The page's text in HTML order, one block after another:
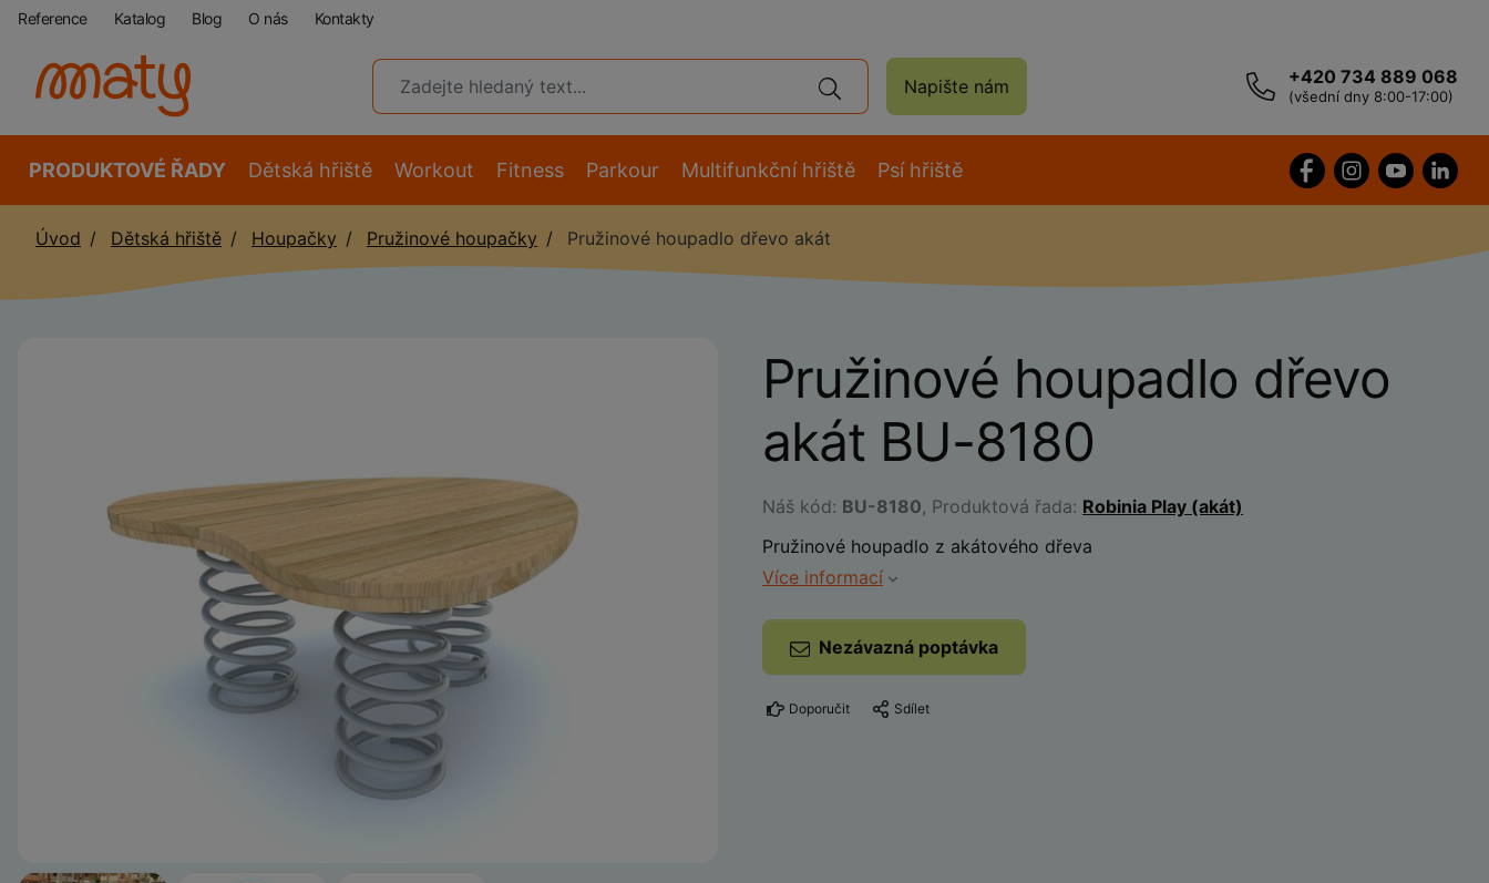
Reference Katalog Blog O nás Kontakty
Napište nám +420 734 889 068
(všední dny 8:00-17:00)
PRODUKTOVÉ ŘADY Dětská hřiště Workout Fitness Parkour Multifunkční hřiště Psí hřiště
Úvod Dětská hřiště Houpačky Pružinové houpačky Pružinové houpadlo dřevo akát
Pružinové houpadlo dřevo
akát BU-8180
Náš kód: BU-8180, Produktová řada: Robinia Play (akát)
Pružinové houpadlo z akátového dřeva
Více informací
Nezávazná poptávka
Doporučit Sdílet